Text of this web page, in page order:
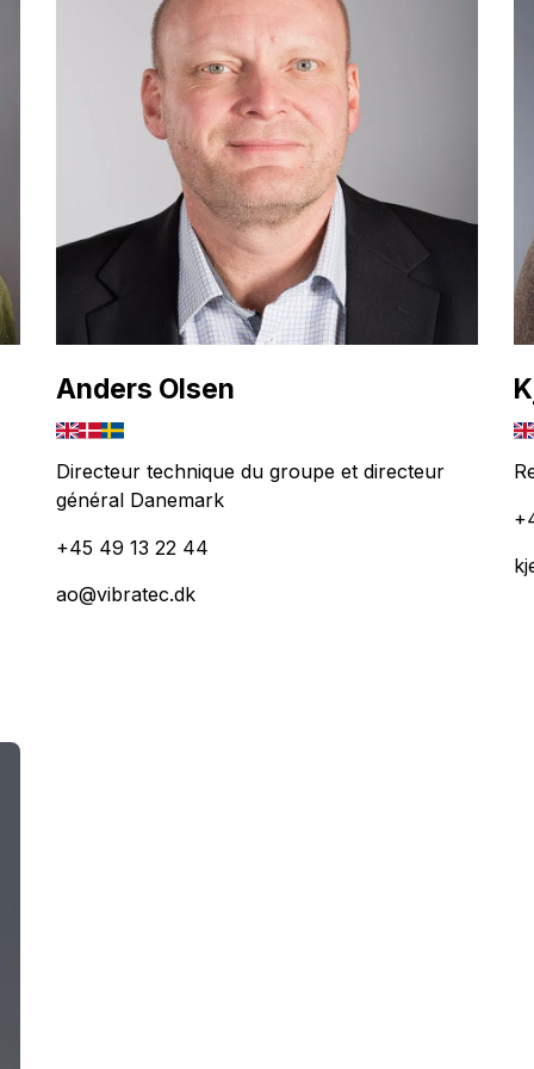
Anders Olsen
Directeur technique du groupe et directeur
général Danemark
+45 49 13 22 44
ao@vibratec.dk